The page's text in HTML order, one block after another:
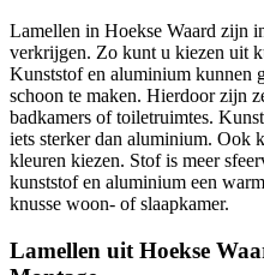
Lamellen in Hoekse Waard zijn
verkrijgen. Zo kunt u kiezen uit
Kunststof en aluminium kunnen
schoon te maken. Hierdoor zijn
badkamers of toiletruimtes.
iets sterker dan aluminium. Ook
kleuren kiezen. Stof is meer
kunststof en aluminium een
knusse woon- of slaapkamer.
Lamellen uit Hoekse